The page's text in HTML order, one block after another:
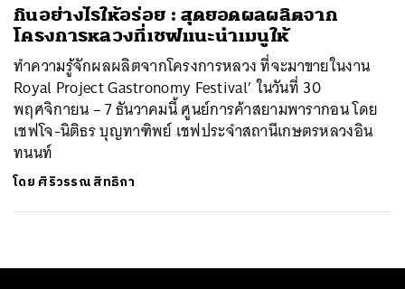
กินอย่างไรให้อร่อย : สุดยอดผลผลิตจาก
โครงการหลวงที่เชฟแนะนำเมนูให้
ทำความรู้จักผลผลิตจากโครงการหลวง ที่จะมาขายในงาน
Royal Project Gastronomy Festival’ ในวันที่ 30
พฤศจิกายน – 7 ธันวาคมนี้ ศูนย์การค้าสยามพารากอน โดย
เชฟโจ-นิติธร บุญทาฑิพย์ เชฟประจำสถานีเกษตรหลวงอิน
ทนนท์
โดย ศิริวรรณ สิทธิกา